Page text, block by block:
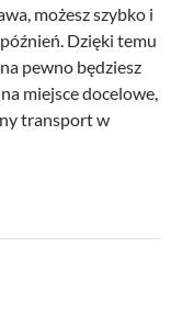
możesz szybko i
Dzięki temu
pewno będziesz
miejsce docelowe,
transport w